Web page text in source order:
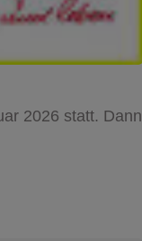
2026 statt. Dann